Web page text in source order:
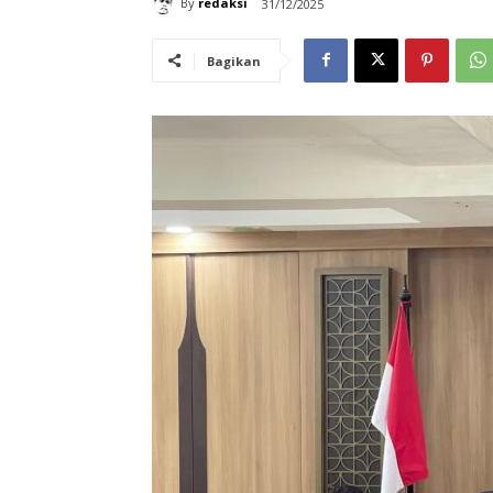
31/12/2025
Bagikan